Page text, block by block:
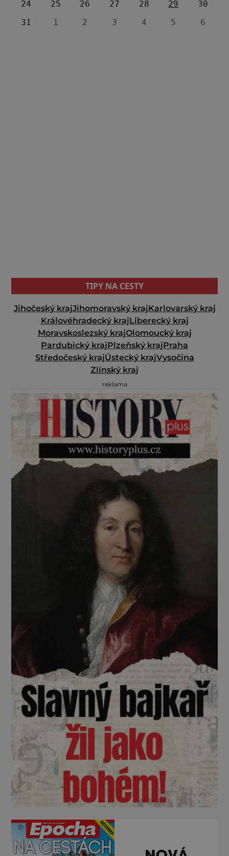
24
25 26 27 28 29
30
31
1 2 3 4 5 6
TIPY NA CESTY
Jihočeský krajJihomoravský krajKarlovarský kraj
Královéhradecký krajLiberecký kraj
Moravskoslezský krajOlomoucký kraj
Pardubický krajPlzeňský krajPraha
Středočeský krajÚstecký krajVysočina
Zlínský kraj
reklama